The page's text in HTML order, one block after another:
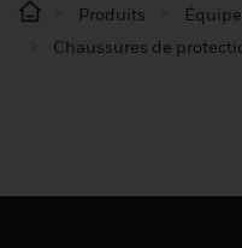
Produits
Chaussures de